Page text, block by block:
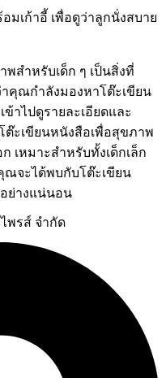
มเก้าอี้ เพื่อดูว่าลูกนั่งสบาย
พสำหรับเด็ก ๆ เป็นสิ่งที่
คุณกำลังมองหาโต๊ะเขียน
าไปดูรายละเอียดและ
ต๊ะเขียนหนังสือเพื่อสุขภาพ
เหมาะสำหรับทั้งเด็กเล็ก
ณจะได้พบกับโต๊ะเขียน
ย่างแน่นอน
พรส์ จำกัด